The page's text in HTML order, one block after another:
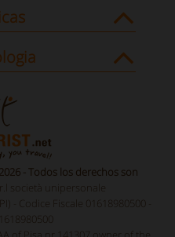
- Todos los derechos son
società unipersonale
- Codice Fiscale 01618980500 -